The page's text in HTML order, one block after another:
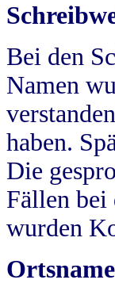
Bei den
Namen
haben.
Die
Fällen bei
wurden